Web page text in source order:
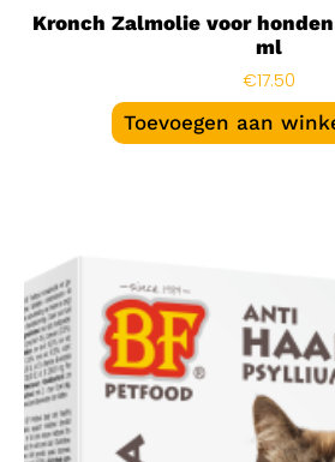
Kronch Zalmolie voor
ml
€17.50
Toevoegen aan